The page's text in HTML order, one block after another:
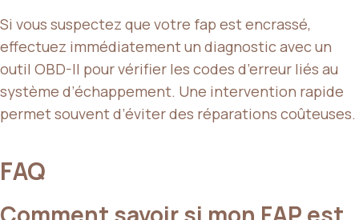
Si vous suspectez que votre fap est encrassé,
effectuez immédiatement un diagnostic avec un
outil OBD-II pour vérifier les codes d’erreur liés au
système d’échappement. Une intervention rapide
permet souvent d’éviter des réparations coûteuses.
FAQ